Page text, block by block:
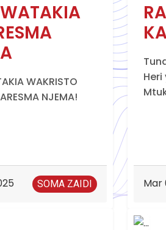
WAKRISTO
NJEMA!
SOMA ZAIDI Mar